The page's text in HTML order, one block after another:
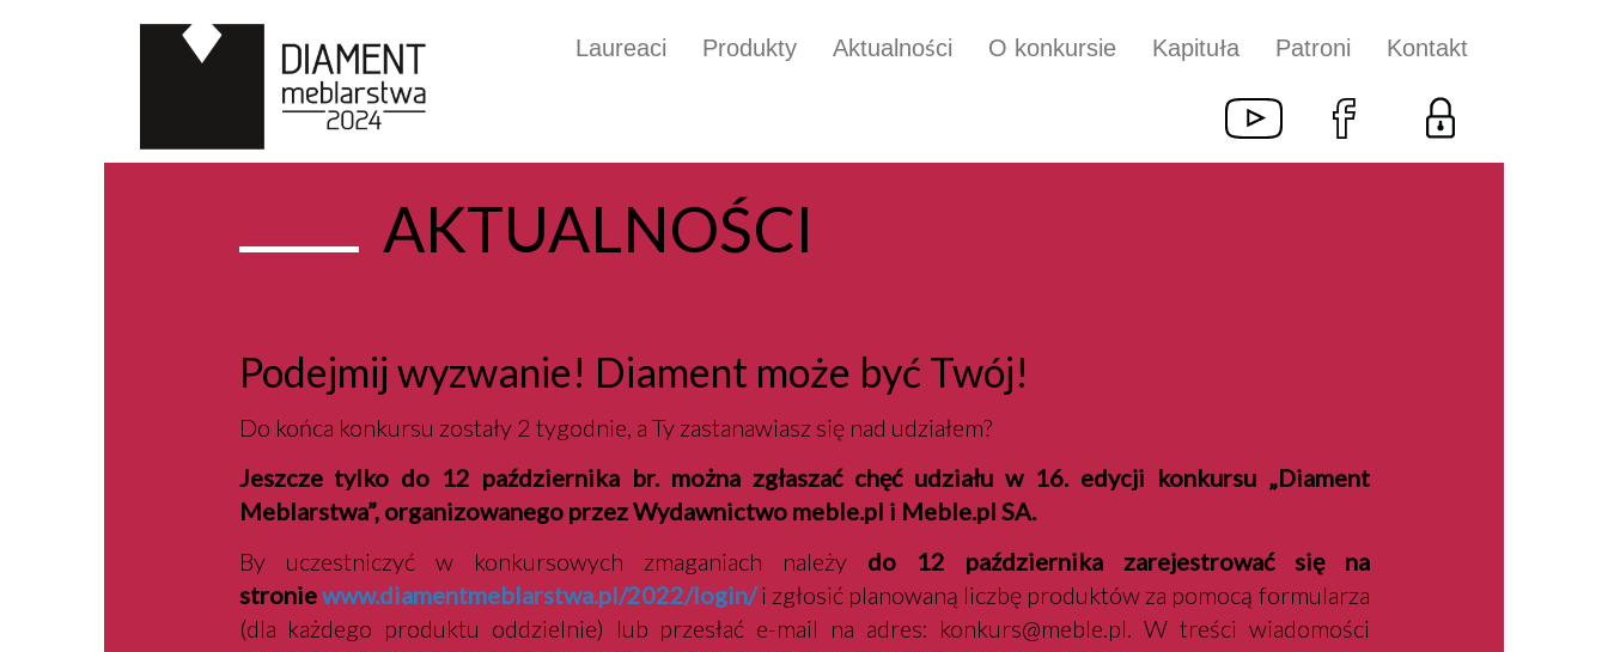
Laureaci Produkty Aktualności O konkursie Kapituła Patroni Kontakt
AKTUALNOŚCI
Podejmij wyzwanie! Diament może być Twój!
Do końca konkursu zostały 2 tygodnie, a Ty zastanawiasz się nad udziałem?
Jeszcze tylko do 12 października br. można zgłaszać chęć udziału w 16. edycji konkursu „Diament
Meblarstwa”, organizowanego przez Wydawnictwo meble.pl i Meble.pl SA.
By uczestniczyć w konkursowych zmaganiach należy do 12 października zarejestrować się na
stroniewww.diamentmeblarstwa.pl/2022/login/i zgłosić planowaną liczbę produktów za pomocą formularza
(dla każdego produktu oddzielnie) lub przesłać e-mail na adres: konkurs@meble.pl. W treści wiadomości